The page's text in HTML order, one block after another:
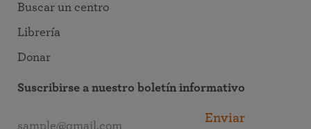
Buscar un centro
Librería
Donar
Suscribirse a nuestro boletín informativo
Enviar